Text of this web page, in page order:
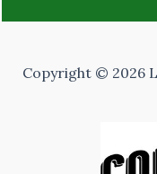
Copyright © 2026